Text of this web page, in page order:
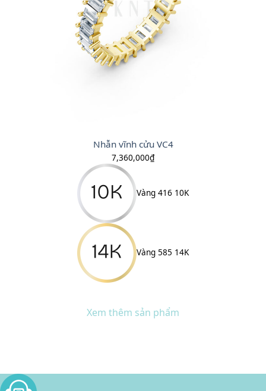
Nhẫn vĩnh cửu VC4
7,360,000₫
Vàng 416 10K
Vàng 585 14K
Xem thêm sản phẩm